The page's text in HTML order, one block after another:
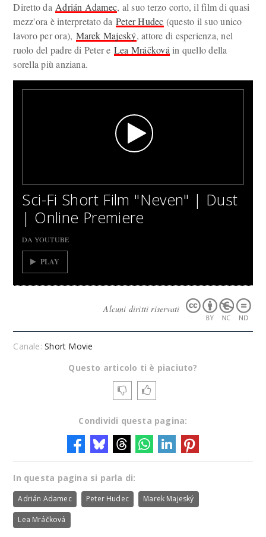
Diretto da Adrián Adamec, al suo terzo corto, il film di quasi
mezz'ora è interpretato da Peter Hudec (questo il suo unico
lavoro per ora), Marek Majeský, attore di esperienza, nel
ruolo del padre di Peter e Lea Mráčková in quello della
sorella più anziana.
Sci-Fi Short Film "Neven" | Dust
| Online Premiere
DA YOUTUBE
PLAY
Alcuni diritti riservati
Canale:Short Movie
Questo articolo ti è piaciuto?
Condividi questa pagina:
In questa pagina si parla di:
Adrián Adamec Peter Hudec Marek Majeský
Lea Mráčková